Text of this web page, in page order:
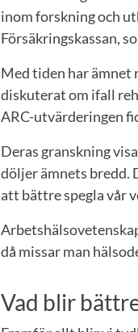
inom forskning och
Försäkringskassan,
Med tiden har ämnet
diskuterat om ifall
ARC-utvärderingen
Deras granskning
döljer ämnets bredd.
att bättre spegla vår
då missar man
Vad blir